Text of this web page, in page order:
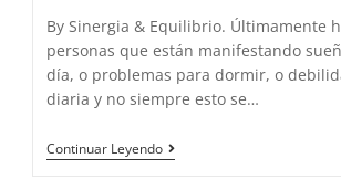
la
entrada:
By Sinergia & Equilibrio. Últimamente
personas que están manifestando
día, o problemas para dormir, o
diaria y no siempre esto se…
Continuar LeyendoTENGO
MUCHO